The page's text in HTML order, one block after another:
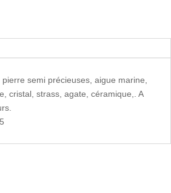
semi précieuses, aigue marine,
cristal, strass, agate, céramique,. A